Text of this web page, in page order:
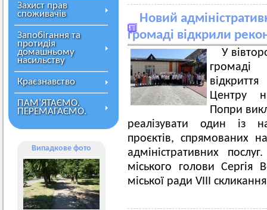
Захист прав
споживачів
Запобігання та
протидія
домашньому
насильству
Краєзнавство
ПАМ’ЯТАЄМО.
ПЕРЕМАГАЄМО.
Випадкове фото
Новий
громаді відкрили
У
громаді
Центру
Попри
реалізувати один із
проєктів, спрямованих
адміністративних
міського голови Сергія
міської ради VIII